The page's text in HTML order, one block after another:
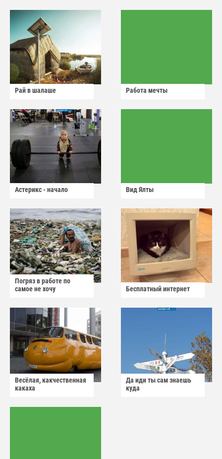
Рай в шалаше Работа мечты
Астерикс - начало Вид Ялты
Погряз в работе по
самое не хочу
Бесплатный интернет
Весёлая, какчественная
какаха
Да иди ты сам знаешь
куда